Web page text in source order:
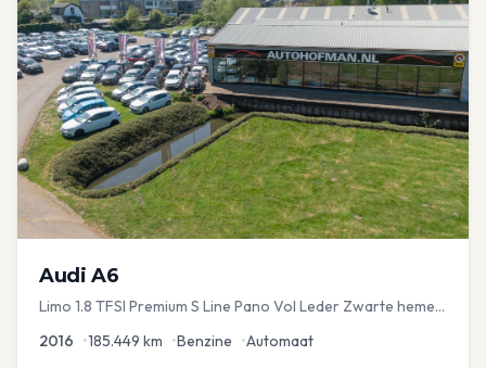
Audi A6
Limo 1.8 TFSI Premium S Line Pano Vol Leder Zwarte hemel
2016 •185.449 km •Benzine •Automaat